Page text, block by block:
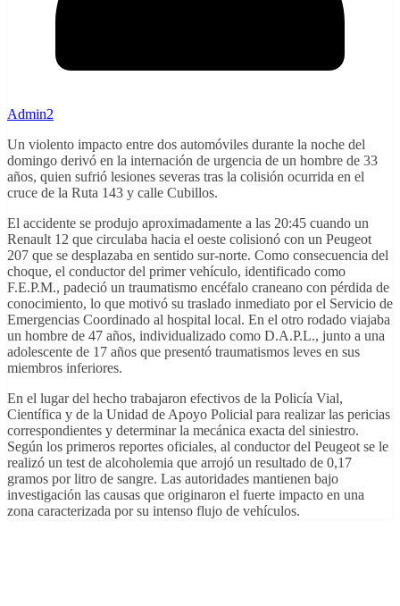
Admin2
Un violento impacto entre dos automóviles durante la noche del
domingo derivó en la internación de urgencia de un hombre de 33
años, quien sufrió lesiones severas tras la colisión ocurrida en el
cruce de la Ruta 143 y calle Cubillos.
El accidente se produjo aproximadamente a las 20:45 cuando un
Renault 12 que circulaba hacia el oeste colisionó con un Peugeot
207 que se desplazaba en sentido sur-norte. Como consecuencia del
choque, el conductor del primer vehículo, identificado como
F.E.P.M., padeció un traumatismo encéfalo craneano con pérdida de
conocimiento, lo que motivó su traslado inmediato por el Servicio de
Emergencias Coordinado al hospital local. En el otro rodado viajaba
un hombre de 47 años, individualizado como D.A.P.L., junto a una
adolescente de 17 años que presentó traumatismos leves en sus
miembros inferiores.
En el lugar del hecho trabajaron efectivos de la Policía Vial,
Científica y de la Unidad de Apoyo Policial para realizar las pericias
correspondientes y determinar la mecánica exacta del siniestro.
Según los primeros reportes oficiales, al conductor del Peugeot se le
realizó un test de alcoholemia que arrojó un resultado de 0,17
gramos por litro de sangre. Las autoridades mantienen bajo
investigación las causas que originaron el fuerte impacto en una
zona caracterizada por su intenso flujo de vehículos.